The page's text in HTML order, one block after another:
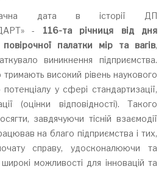
дата в історії ДП
- 116-та річниця від дня
палатки мір та вагів,
виникнення підприємства.
високий рівень наукового
у сфері стандартизації,
(оцінки відповідності). Такого
завдячуючи тісній взаємодії
на благо підприємства і тих,
справу, удосконалюючи та
можливості для інновацій та